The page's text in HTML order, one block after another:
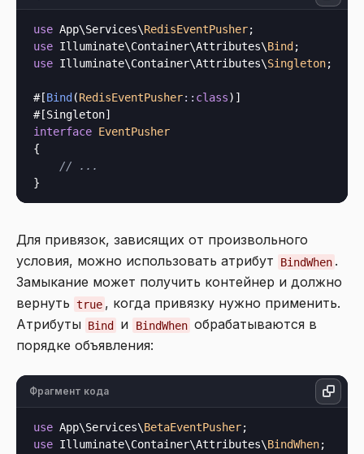
use App\Services\RedisEventPusher
use Illuminate\Container\Attributes\Bind
use Illuminate\Container\Attributes\Singleton;
#[Bind (RedisEventPusher:: class)]
interface EventPusher
{
// ...
Для привязок, зависящих от произвольного
условия, можно использовать атрибут
BindWhen .
Замыкание может получить контейнер и должно
вернуть true , когда привязку нужно применить.
Атрибуты Bind и BindWhen обрабатываются в
порядке объявления:
Фрагмент кода
use App\Services\BetaEventPusher
use Illuminate\Container\Attributes\BindWhen